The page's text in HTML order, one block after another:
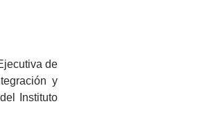
de
y
Instituto